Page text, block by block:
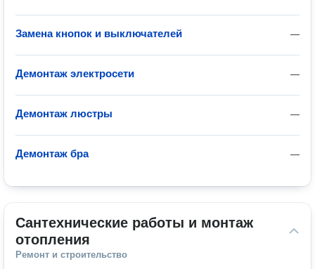
—
Замена кнопок и выключателей
—
Демонтаж электросети
—
Демонтаж люстры
—
Демонтаж бра
Сантехнические работы и монтаж
отопления
Ремонт и строительство